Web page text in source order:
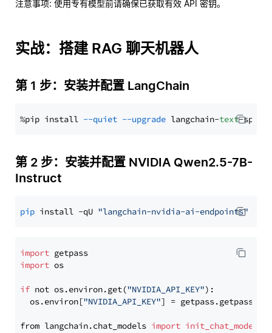
注意事项: 使用专有模型前请确保已获取有效 API 密钥。
实战：搭建 RAG 聊天机器人
第 1 步：安装并配置 LangChain
%pip install --quiet --upgrade langchain-text
第 2 步：安装并配置 NVIDIA Qwen2.5-7B-
Instruct
pip install -qU "langchain-nvidia-ai-endpoints"
import
import os
if not os.environ.get("NVIDIA_API_KEY"):
  os.environ[
"NVIDIA_API_KEY"] = getpass.getpass(
from langchain.chat_models import init_chat_model